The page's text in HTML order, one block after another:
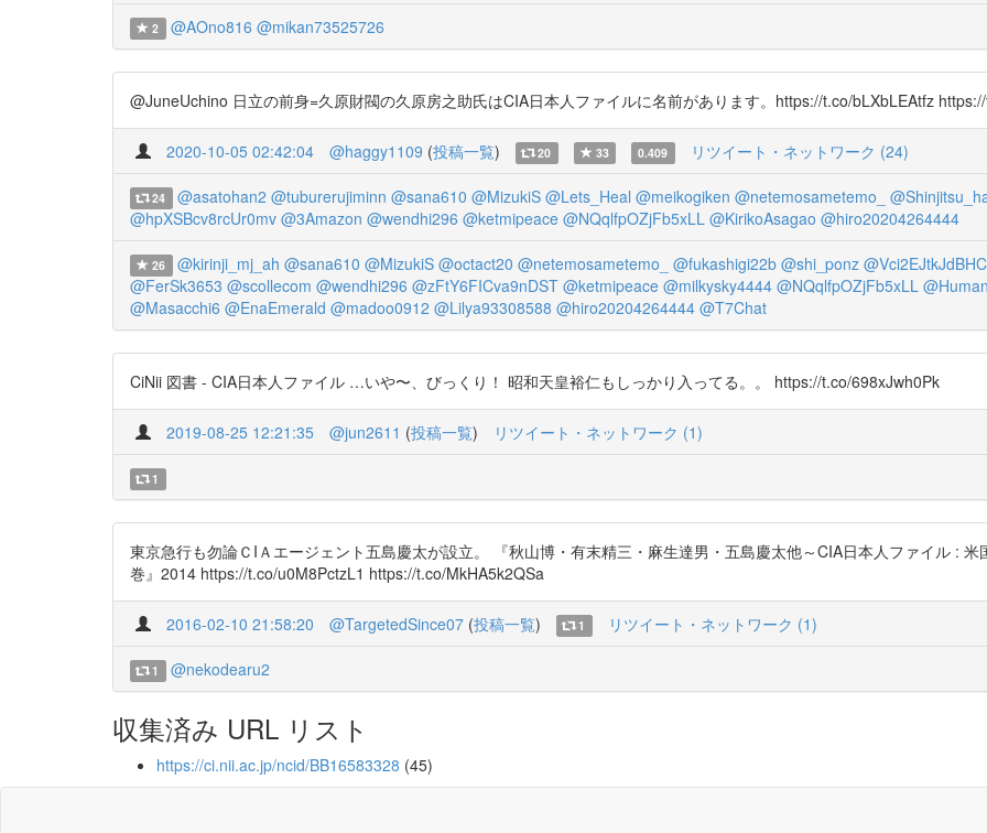
2 @AOno816 @mikan73525726
@JuneUchino 日立の前身=久原財閥の久原房之助氏はCIA日本人ファイルに名前があります。https://t.co/bLXbLEAtfz
2020-10-05 02:42:04 @haggy1109 (投稿一覧) 20 33 0.409 リツイート・ネットワーク (24)
24 @asatohan2 @tuburerujiminn @sana610 @MizukiS @Lets_Heal @meikogiken @netemosametemo_
@hpXSBcv8rcUr0mv @3Amazon @wendhi296 @ketmipeace @NQqlfpOZjFb5xLL @KirikoAsagao @hiro20204264444
26 @kirinji_mj_ah @sana610 @MizukiS @octact20 @netemosametemo_ @fukashigi22b @shi_ponz
@FerSk3653 @scollecom @wendhi296 @zFtY6FICva9nDST @ketmipeace @milkysky4444 @NQqlfpOZjFb5xLL
@Masacchi6 @EnaEmerald @madoo0912 @Lilya93308588 @hiro20204264444 @T7Chat
CiNii 図書 - CIA日本人ファイル …いや〜、びっくり！ 昭和天皇裕仁もしっかり入ってる。。 https://t.co/698xJwh0Pk
2019-08-25 12:21:35 @jun2611 (投稿一覧) リツイート・ネットワーク (1)
1
東京急行も勿論ＣIＡエージェント五島慶太が設立。 『秋山博・有末精三・麻生達男・五島慶太他～CIA日本人ファイル :
巻』2014 https://t.co/u0M8PctzL1 https://t.co/MkHA5k2QSa
2016-02-10 21:58:20 @TargetedSince07 (投稿一覧) 1 リツイート・ネットワーク (1)
1 @nekodearu2
収集済み URL リスト
https://ci.nii.ac.jp/ncid/BB16583328 (45)